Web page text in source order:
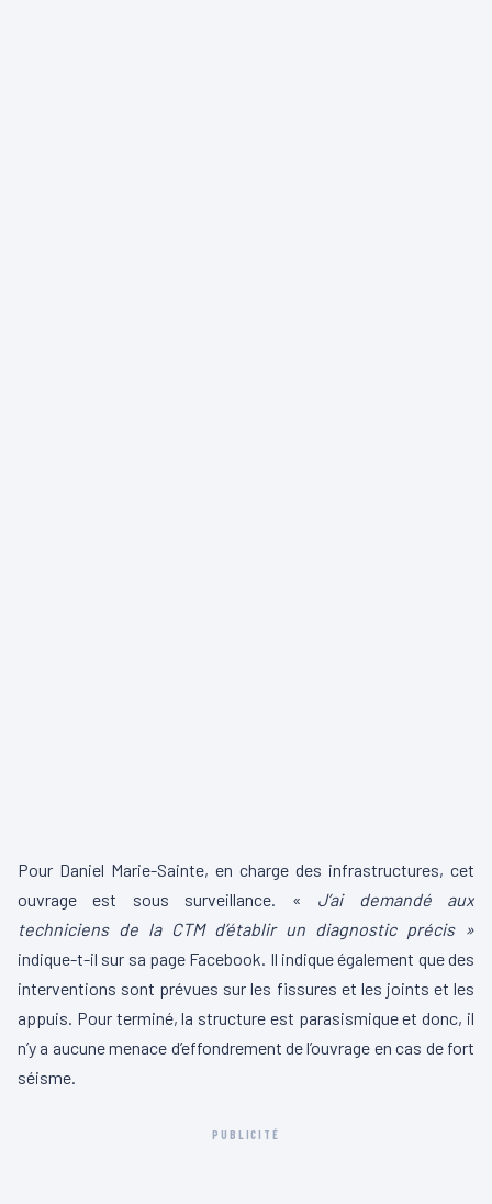
Pour Daniel Marie-Sainte, en charge des infrastructures, cet
ouvrage est sous surveillance. « J’ai demandé aux
techniciens de la CTM d’établir un diagnostic précis »
indique-t-il sur sa page Facebook. Il indique également que des
interventions sont prévues sur les fissures et les joints et les
appuis. Pour terminé, la structure est parasismique et donc, il
n’y a aucune menace d’effondrement de l’ouvrage en cas de fort
séisme.
PUBLICITÉ